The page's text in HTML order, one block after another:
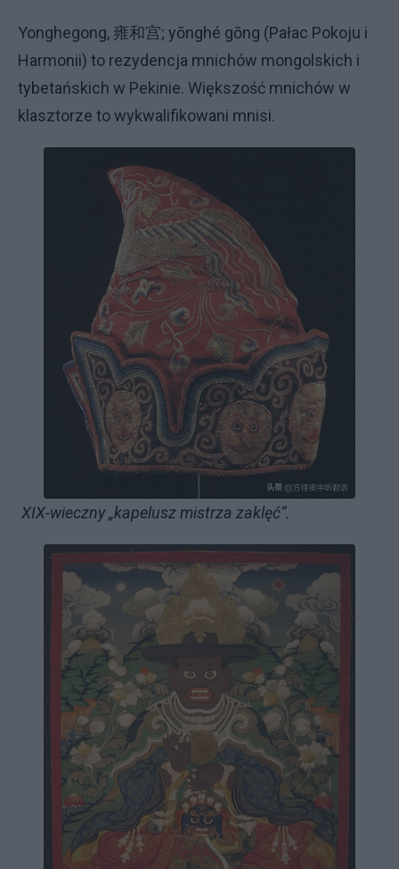
Yonghegong, 雍和宫; yōnghé gōng (Pałac Pokoju i
Harmonii) to rezydencja mnichów mongolskich i
tybetańskich w Pekinie. Większość mnichów w
klasztorze to wykwalifikowani mnisi.
XIX-wieczny „kapelusz mistrza zaklęć”.